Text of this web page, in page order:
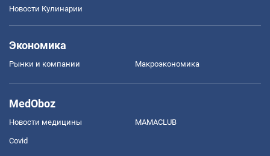
Новости Кулинарии
Экономика
Рынки и компании Mакроэкономика
MedOboz
Новости медицины MAMACLUB
Covid